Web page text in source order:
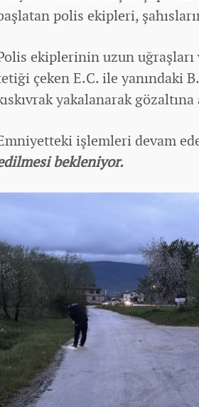
polis ekipleri,
ekiplerinin uzun uğraşları
çeken E.C. ile yanındaki
yakalanarak gözaltına
işlemleri devam
bekleniyor.